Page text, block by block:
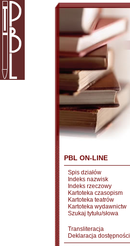
PBL ON-LINE
Spis działów
Indeks nazwisk
Indeks rzeczowy
Kartoteka czasopism
Kartoteka teatrów
Kartoteka wydawnictw
Szukaj tytułu/słowa
Transliteracja
Deklaracja dostępności